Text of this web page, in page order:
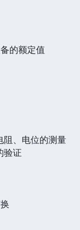
的额定值
、电位的测量
证